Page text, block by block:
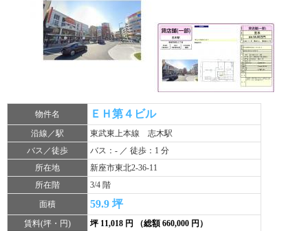
物件名 ＥＨ第４ビル
沿線／駅
東武東上本線 志木駅
バス／徒歩
バス：- ／ 徒歩：1 分
所在地
新座市東北2-36-11
所在階
3/4 階
面積
59.9 坪
賃料(坪・円)
坪 11,018 円 （総額 660,000 円）